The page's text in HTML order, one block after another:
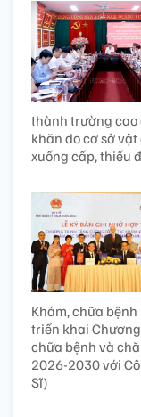
thành trường cao
khăn do cơ sở
xuống cấp, thiếu
Khám, chữa
triển khai
chữa bệnh và
2026-2030 với
Sĩ)